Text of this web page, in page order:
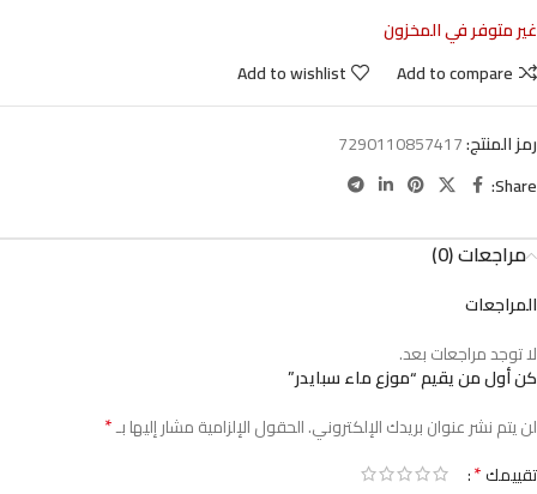
غير متوفر في المخزون
Add to compare
Add to wishlist
رمز المنتج:7290110857417
Share:
مراجعات (0)
المراجعات
لا توجد مراجعات بعد.
كن أول من يقيم “موزع ماء سبايدر”
لن يتم نشر عنوان بريدك الإلكتروني.الحقول الإلزامية مشار إليها بـ*
تقييمك*